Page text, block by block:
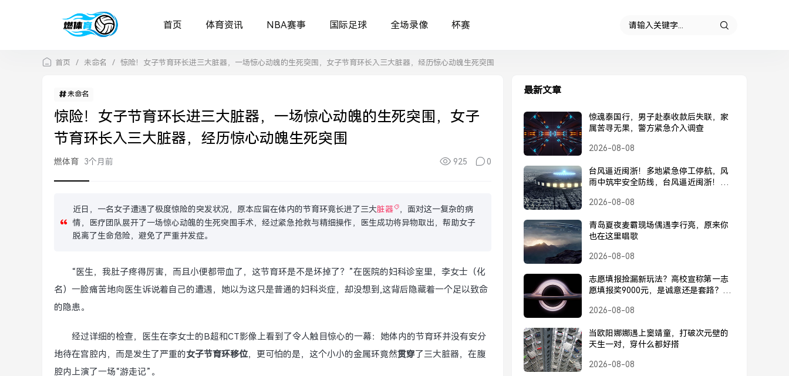
首页 体育资讯 NBA赛事 国际足球 全场录像 杯赛
首页 / 未命名 / 惊险！女子节育环长进三大脏器，一场惊心动魄的生死突围，女子节育环长入三大脏器，经历惊心动魄生死突围
未命名
惊险！女子节育环长进三大脏器，一场惊心动魄的生死突围，女子
节育环长入三大脏器，经历惊心动魄生死突围
燃体育 3个月前 925 0
近日，一名女子遭遇了极度惊险的突发状况，原本应留在体内的节育环竟长进了三大脏器
，面对这一复杂的病
情，医疗团队展开了一场惊心动魄的生死突围手术，经过紧急抢救与精细操作，医生成功将异物取出，帮助女子
脱离了生命危险，避免了严重并发症。
“医生，我肚子疼得厉害，而且小便都带血了，这节育环是不是坏掉了？”在医院的妇科诊室里，李女士（化
名）一脸痛苦地向医生诉说着自己的遭遇，她以为这只是普通的妇科炎症，却没想到,这背后隐藏着一个足以致命
的隐患。
经过详细的检查，医生在李女士的B超和CT影像上看到了令人触目惊心的一幕：她体内的节育环并没有安分
地待在宫腔内，而是发生了严重的女子节育环移位，更可怕的是，这个小小的金属环竟然贯穿了三大脏器，在腹
腔内上演了一场“游走记”。
最新文章
惊魂泰国行，男子赴泰收款后失联，家
属苦寻无果，警方紧急介入调查
2026-08-08
台风逼近闽浙！多地紧急停工停航，风
雨中筑牢安全防线，台风逼近闽浙！多
2026-08-08
青岛夏夜麦霸现场偶遇李行亮，原来你
也在这里唱歌
2026-08-08
志愿填报捡漏新玩法？高校宣称第一志
愿填报奖9000元，是诚意还是套路？高
套路？
2026-08-08
当欧阳娜娜遇上窦靖童，打破次元壁的
天生一对，穿什么都好搭
2026-08-08